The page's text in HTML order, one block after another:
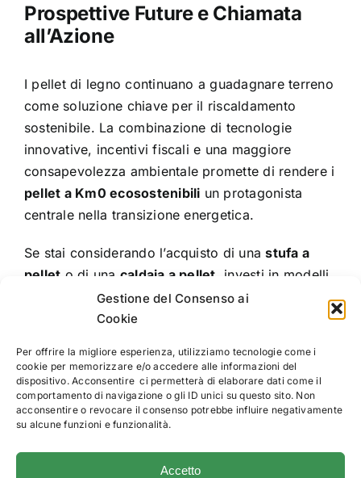
Gestione del Consenso ai
Cookie
Per offrire la migliore esperienza, utilizziamo tecnologie come i
cookie per memorizzare e/o accedere alle informazioni del
dispositivo. Acconsentire ci permetterà di elaborare dati come il
comportamento di navigazione o gli ID unici su questo sito. Non
acconsentire o revocare il consenso potrebbe influire negativamente
su alcune funzioni e funzionalità.
Accetto
Prospettive Future e Chiamata
all’Azione
I pellet di legno continuano a guadagnare terreno
come soluzione chiave per il riscaldamento
sostenibile. La combinazione di tecnologie
innovative, incentivi fiscali e una maggiore
consapevolezza ambientale promette di rendere i
pellet a Km0 ecosostenibili un protagonista
centrale nella transizione energetica.
Se stai considerando l’acquisto di unastufa a
pellet o di una caldaia a pellet , investi in modelli
sostenibili e certificati. Contribuire a un futuro più
verde inizia con le scelte che facciamo oggi.
Pellet Per Riscaldamento
Post correlatiStufe a
pellet di
Trend di